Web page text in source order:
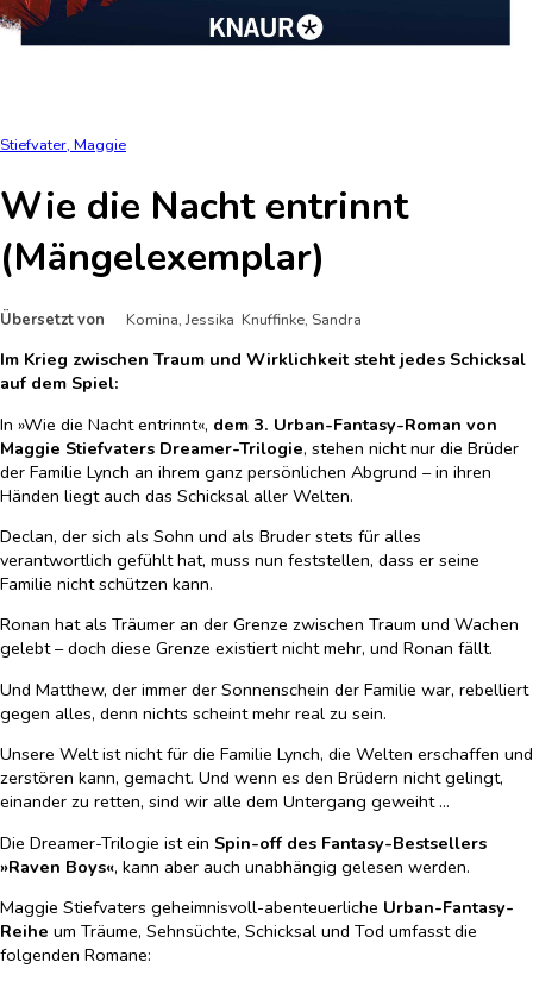
Stiefvater, Maggie
Wie die Nacht entrinnt
(Mängelexemplar)
Übersetzt von Komina, Jessika Knuffinke, Sandra
Im Krieg zwischen Traum und Wirklichkeit steht jedes Schicksal
auf dem Spiel:
In »Wie die Nacht entrinnt«, dem 3. Urban-Fantasy-Roman von
Maggie Stiefvaters Dreamer-Trilogie, stehen nicht nur die Brüder
der Familie Lynch an ihrem ganz persönlichen Abgrund – in ihren
Händen liegt auch das Schicksal aller Welten.
Declan, der sich als Sohn und als Bruder stets für alles
verantwortlich gefühlt hat, muss nun feststellen, dass er seine
Familie nicht schützen kann.
Ronan hat als Träumer an der Grenze zwischen Traum und Wachen
gelebt – doch diese Grenze existiert nicht mehr, und Ronan fällt.
Und Matthew, der immer der Sonnenschein der Familie war, rebelliert
gegen alles, denn nichts scheint mehr real zu sein.
Unsere Welt ist nicht für die Familie Lynch, die Welten erschaffen und
zerstören kann, gemacht. Und wenn es den Brüdern nicht gelingt,
einander zu retten, sind wir alle dem Untergang geweiht …
Die Dreamer-Trilogie ist ein Spin-off des Fantasy-Bestsellers
»Raven Boys«, kann aber auch unabhängig gelesen werden.
Maggie Stiefvaters geheimnisvoll-abenteuerliche Urban-Fantasy-
Reihe um Träume, Sehnsüchte, Schicksal und Tod umfasst die
folgenden Romane: